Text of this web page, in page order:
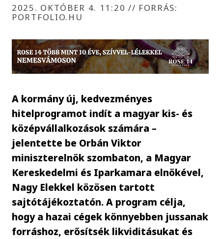
2025. OKTÓBER 4. 11:20 // FORRÁS:
PORTFOLIO.HU
A kormány új, kedvezményes
hitelprogramot indít a magyar kis- és
középvállalkozások számára –
jelentette be Orbán Viktor
miniszterelnök szombaton, a Magyar
Kereskedelmi és Iparkamara elnökével,
Nagy Elekkel közösen tartott
sajtótájékoztatón. A program célja,
hogy a hazai cégek könnyebben jussanak
forráshoz, erősítsék likviditásukat és